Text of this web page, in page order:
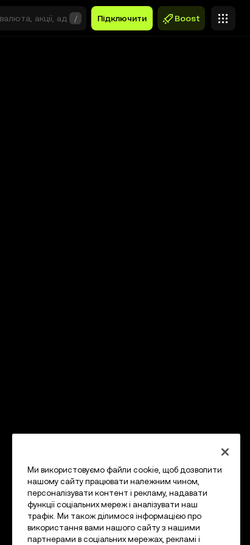
/ Підключити Boost
Ми використовуємо файли cookie, щоб дозволити
нашому сайту працювати належним чином,
персоналізувати контент і рекламу, надавати
функції соціальних мереж і аналізувати наш
трафік. Ми також ділимося інформацією про
використання вами нашого сайту з нашими
партнерами в соціальних мережах, рекламі і